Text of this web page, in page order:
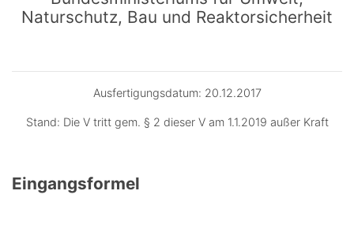
Naturschutz, Bau und Reaktorsicherheit
Ausfertigungsdatum: 20.12.2017
Stand: Die V tritt gem. § 2 dieser V am 1.1.2019 außer Kraft
Eingangsformel